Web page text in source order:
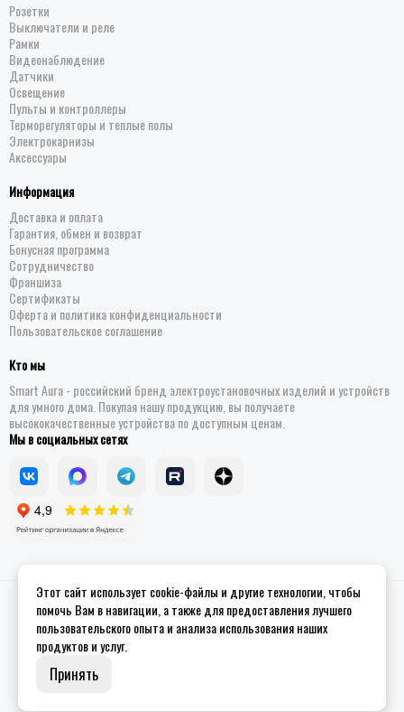
Розетки
Выключатели и реле
Рамки
Видеонаблюдение
Датчики
Освещение
Пульты и контроллеры
Терморегуляторы и теплые полы
Электрокарнизы
Аксессуары
Информация
Доставка и оплата
Гарантия, обмен и возврат
Бонусная программа
Сотрудничество
Франшиза
Сертификаты
Оферта и политика конфиденциальности
Пользовательское соглашение
Кто мы
Smart Aura - российский бренд электроустановочных изделий и устройств
для умного дома. Покупая нашу продукцию, вы получаете
высококачественные устройства по доступным ценам.
Мы в социальных сетях
2026 © Smart Aura - устройства для умного дома.Карта сайта
Этот сайт использует cookie-файлы и другие технологии, чтобы
помочь Вам в навигации, а также для предоставления лучшего
пользовательского опыта и анализа использования наших
продуктов и услуг.
Принять